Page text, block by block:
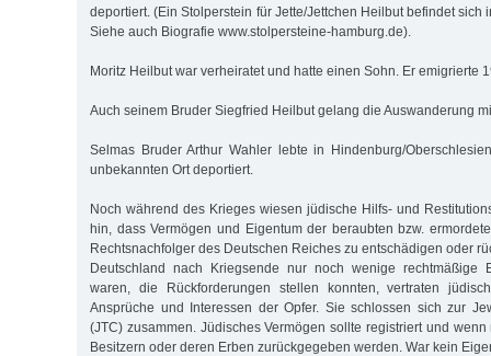
deportiert. (Ein Stolperstein für Jette/Jettchen Heilbut befindet sich
Siehe auch Biografie www.stolpersteine-hamburg.de).
Moritz Heilbut war verheiratet und hatte einen Sohn. Er emigrierte
Auch seinem Bruder Siegfried Heilbut gelang die Auswanderung
Selmas Bruder Arthur Wahler lebte in Hindenburg/
unbekannten Ort deportiert.
Noch während des Krieges wiesen jüdische Hilfs- und
hin, dass Vermögen und Eigentum der beraubten bzw.
Rechtsnachfolger des Deutschen Reiches zu entschädigen oder
Deutschland nach Kriegsende nur noch wenige rechtmäßige
waren, die Rückforderungen stellen konnten, vertraten
Ansprüche und Interessen der Opfer. Sie schlossen sich zur
(JTC) zusammen. Jüdisches Vermögen sollte registriert und
Besitzern oder deren Erben zurückgegeben werden. War kein